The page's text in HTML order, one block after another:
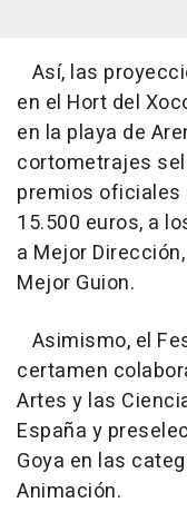
Así, las
en el Hort del
en la playa de
cortometrajes
premios oficiales
15.500 euros, a
a Mejor
Mejor Guion.
Asimismo, el
certamen
Artes y las
España y
Goya en las
Animación.